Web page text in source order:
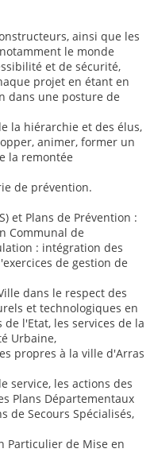
ainsi que les
le monde
et de sécurité,
projet en étant en
dans une posture de
la hiérarchie et des élus,
animer, former un
la remontée
de prévention.
et Plans de Prévention :
Communal de
: intégration des
de gestion de
dans le respect des
et technologiques en
l'Etat, les services de la
Urbaine,
propres à la ville d'Arras
service, les actions des
Plans Départementaux
de Secours Spécialisés,
Particulier de Mise en